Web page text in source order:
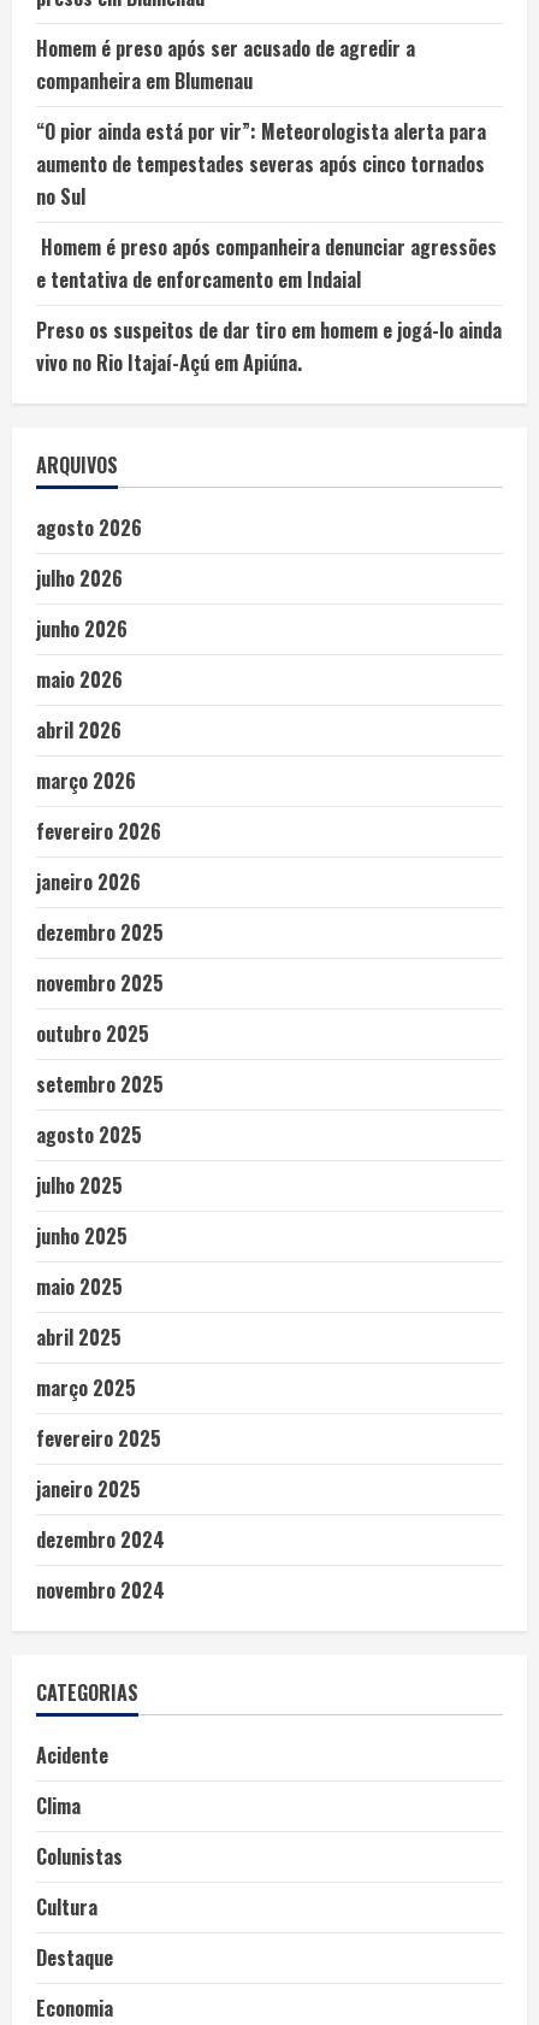
Homem é preso após ser acusado de agredir a
companheira em Blumenau
“O pior ainda está por vir”: Meteorologista alerta para
aumento de tempestades severas após cinco tornados
no Sul
Homem é preso após companheira denunciar agressões
e tentativa de enforcamento em Indaial
Preso os suspeitos de dar tiro em homem e jogá-lo ainda
vivo no Rio Itajaí-Açú em Apiúna.
ARQUIVOS
agosto 2026
julho 2026
junho 2026
maio 2026
abril 2026
março 2026
fevereiro 2026
janeiro 2026
dezembro 2025
novembro 2025
outubro 2025
setembro 2025
agosto 2025
julho 2025
junho 2025
maio 2025
abril 2025
março 2025
fevereiro 2025
janeiro 2025
dezembro 2024
novembro 2024
CATEGORIAS
Acidente
Clima
Colunistas
Cultura
Destaque
Economia